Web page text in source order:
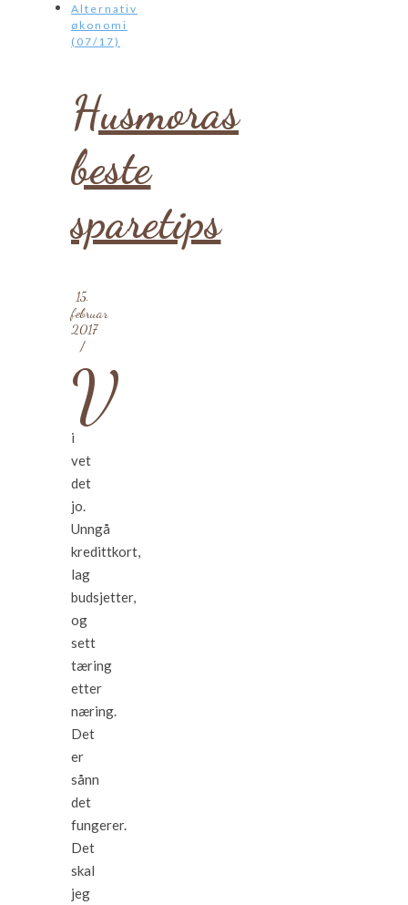
Alternativ
økonomi
(07/17)
Husmoras
beste
sparetips
15.
februar
2017
/
V
i
vet
det
jo.
Unngå
kredittkort,
lag
budsjetter,
og
sett
tæring
etter
næring.
Det
er
sånn
det
fungerer.
Det
skal
jeg